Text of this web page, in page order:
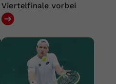
Viertelfinale vorbei